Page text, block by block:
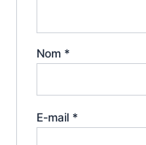
Nom *
E-mail *